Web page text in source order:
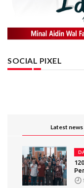
SOCIAL PIXEL
Latest news